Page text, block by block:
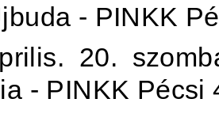
- PINKK
20.
- PINKK Pécsi